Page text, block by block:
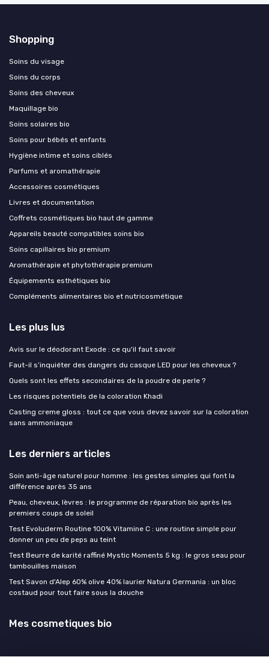
Shopping
Soins du visage
Soins du corps
Soins des cheveux
Maquillage bio
Soins solaires bio
Soins pour bébés et enfants
Hygiène intime et soins ciblés
Parfums et aromathérapie
Accessoires cosmétiques
Livres et documentation
Coffrets cosmétiques bio haut de gamme
Appareils beauté compatibles soins bio
Soins capillaires bio premium
Aromathérapie et phytothérapie premium
Équipements esthétiques bio
Compléments alimentaires bio et nutricosmétique
Les plus lus
Avis sur le déodorant Exode : ce qu'il faut savoir
Faut-il s’inquiéter des dangers du casque LED pour les cheveux ?
Quels sont les effets secondaires de la poudre de perle ?
Les risques potentiels de la coloration Khadi
Casting creme gloss : tout ce que vous devez savoir sur la coloration
sans ammoniaque
Les derniers articles
Soin anti-âge naturel pour homme : les gestes simples qui font la
différence après 35 ans
Peau, cheveux, lèvres : le programme de réparation bio après les
premiers coups de soleil
Test Evoluderm Routine 100% Vitamine C : une routine simple pour
donner un peu de peps au teint
Test Beurre de karité raffiné Mystic Moments 5 kg : le gros seau pour
tambouilles maison
Test Savon d'Alep 60% olive 40% laurier Natura Germania : un bloc
costaud pour tout faire sous la douche
Mes cosmetiques bio